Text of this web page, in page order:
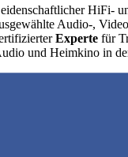
HiFi-
Audio-,
Experte für
und Heimkino in